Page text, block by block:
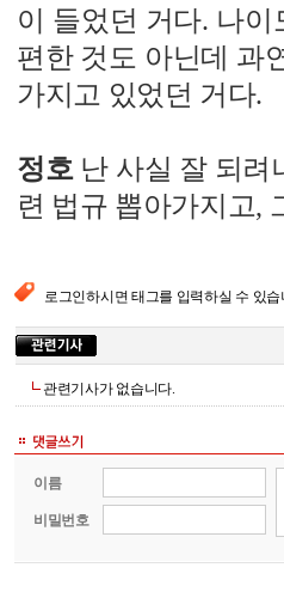
이 들었던 거다. 나
편한 것도 아닌데 과
가지고 있었던 거다.
정호 난 사실 잘 되려
련 법규 뽑아가지고,
로그인하시면 태그를 입력하실 수 있습
관련기사가 없습니다.
이름
비밀번호